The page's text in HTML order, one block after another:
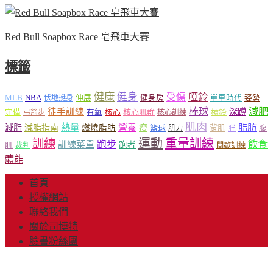
Red Bull Soapbox Race 皂飛車大賽
標籤
MLB NBA 伏地挺身 伸展 健康 健身 健身房 受傷 啞鈴 單車時代 姿勢
守備 弓箭步 徒手訓練 有氧 核心 核心肌群 核心訓練 棒球 槓鈴 深蹲 減肥
減脂 減脂指南 熱量 燃燒脂肪 營養 瘦 籃球 肌力 肌肉 背肌 胖 脂肪 腹
肌 裁判 訓練 訓練菜單 跑步 跑者 運動 重量訓練 間歇訓練 飲食
體能
首頁
授權網站
聯絡我們
關於司博特
臉書粉絲團